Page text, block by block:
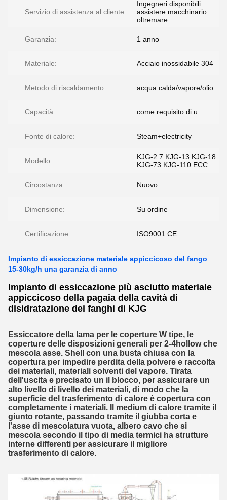
Servizio di assistenza al cliente:
Ingegneri disponibili
assistere macchinario
oltremare
Garanzia: 1 anno
Materiale: Acciaio inossidabile 304
Metodo di riscaldamento: acqua calda/vapore/olio
Capacità: come requisito di u
Fonte di calore: Steam+electricity
Modello:
KJG-2.7 KJG-13 KJG-18
KJG-73 KJG-110 ECC
Circostanza: Nuovo
Dimensione: Su ordine
Certificazione: ISO9001 CE
Impianto di essiccazione materiale appiccicoso del fango
15-30kg/h una garanzia di anno
Impianto di essiccazione più asciutto materiale
appiccicoso della pagaia della cavità di
disidratazione dei fanghi di KJG
Essiccatore della lama per le coperture W tipe, le
coperture delle disposizioni generali per 2-4hollow che
mescola asse. Shell con una busta chiusa con la
copertura per impedire perdita della polvere e raccolta
dei materiali, materiali solventi del vapore. Tirata
dell'uscita e precisato un il blocco, per assicurare un
alto livello di livello dei materiali, di modo che la
superficie del trasferimento di calore è copertura con
completamente i materiali. Il medium di calore tramite il
giunto rotante, passando tramite il giubba corta e
l'asse di mescolatura vuota, albero cavo che si
mescola secondo il tipo di media termici ha strutture
interne differenti per assicurare il migliore
trasferimento di calore.